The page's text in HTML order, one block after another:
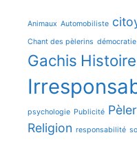
Animaux Automobiliste
Chant des pèlerins démocratie
Gachis Histoire
psychologie Publicité
Religion responsabilité